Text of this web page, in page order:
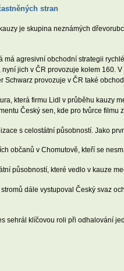
stran
je skupina neznámých
má agresivní obchodní strategii
jich v ČR provozuje kolem 160.
Schwarz provozuje v ČR také
která firmu Lidl v průběhu kauzy
Český sen, kde pro tvůrce
s celostátní působností. Jako
občanů v Chomutově, kteří se
působností, které vedlo v kauze
dále vystupoval Český svaz
sehrál klíčovou roli při odhalování